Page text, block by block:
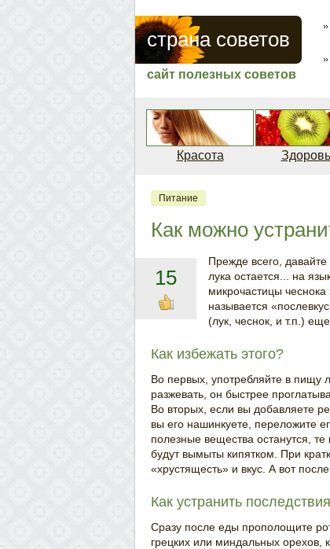
страна советов
сайт полезных советов
Красота
Питание
Как можно
15
Прежде всего,
лука остается... на
микрочастицы
называется
(лук, чеснок, и т.п.)
Как избежать этого?
Во первых, употребляйте в пищу
разжевать, он быстрее
Во вторых, если вы добавляете
вы его нашинкуете, переложите
полезные вещества останутся,
будут вымыты кипятком. При
«хрустящесть» и вкус. А вот
Как устранить последствия
Сразу после еды прополощите
грецких или миндальных орехов,